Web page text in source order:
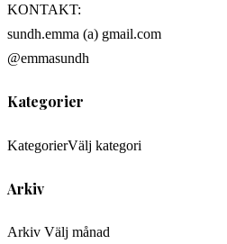
KONTAKT:
sundh.emma (a) gmail.com
@emmasundh
Kategorier
KategorierVälj kategori
Arkiv
Arkiv Välj månad